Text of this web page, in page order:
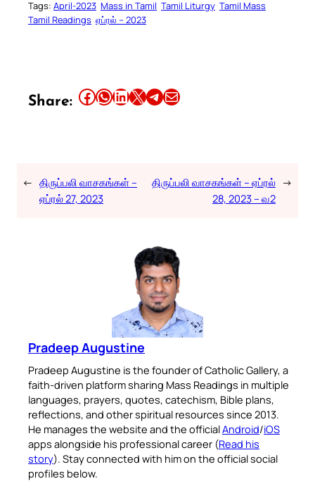
Tags: April-2023 Mass in Tamil Tamil Liturgy Tamil Mass
Tamil Readings ஏப்ரல் – 2023
Share: Share this article on Facebook Share this article on WhatsApp Share this article on LinkedIn Share this article on X Share this article on TelegramEmail this Article
← திருப்பலி வாசகங்கள் –
ஏப்ரல் 27, 2023
திருப்பலி வாசகங்கள் – ஏப்ரல்
28, 2023 – வ2
→
Pradeep Augustine
Pradeep Augustine is the founder of Catholic Gallery, a
faith-driven platform sharing Mass Readings in multiple
languages, prayers, quotes, catechism, Bible plans,
reflections, and other spiritual resources since 2013.
He manages the website and the officialAndroid/iOS
apps alongside his professional career (Read his
story). Stay connected with him on the official social
profiles below.